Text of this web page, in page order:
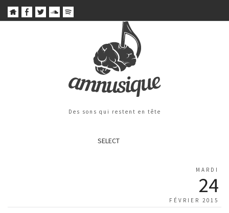
Des sons qui restent en tête
SELECT
MARDI
24
FÉVRIER 2015